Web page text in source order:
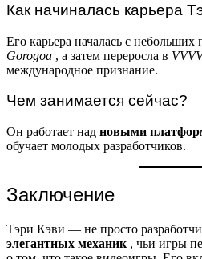
Как начиналась карьера
Его карьера началась с небольших
Gorogoa , а затем переросла в
международное признание.
Чем занимается сейчас?
Он работает над новыми
обучает молодых разработчиков.
Заключение
Тэри Кэви — не просто
элегантных механик , чьи игры